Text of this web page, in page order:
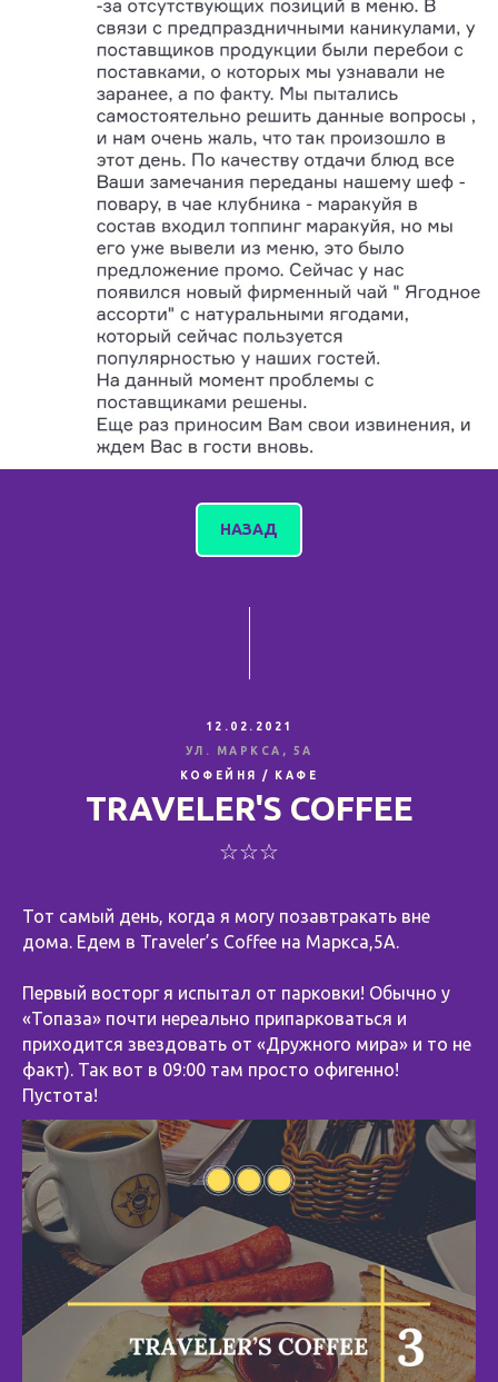
НАЗАД
12.02.2021
УЛ. МАРКСА, 5А
КОФЕЙНЯ / КАФЕ
TRAVELER'S COFFEE
☆☆☆
Тот самый день, когда я могу позавтракать вне
дома. Едем в Traveler’s Coffee на Маркса,5A.
Первый восторг я испытал от парковки! Обычно у
«Топаза» почти нереально припарковаться и
приходится звездовать от «Дружного мира» и то не
факт). Так вот в 09:00 там просто офигенно!
Пустота!